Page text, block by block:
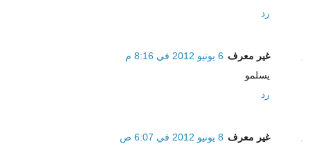
رد
غير معرف 6 يونيو 2012 في 8:16 م
يسلمو
رد
غير معرف 8 يونيو 2012 في 6:07 ص